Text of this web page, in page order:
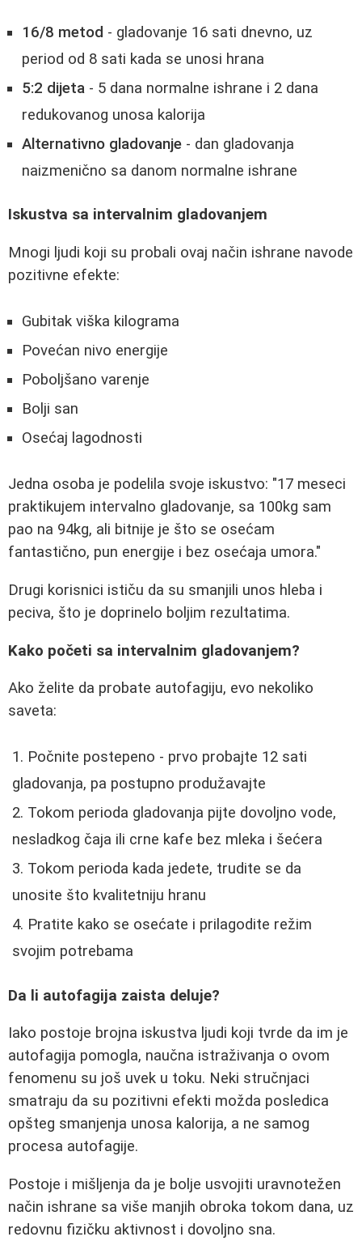
16/8 metod - gladovanje 16 sati dnevno, uz
period od 8 sati kada se unosi hrana
5:2 dijeta - 5 dana normalne ishrane i 2 dana
redukovanog unosa kalorija
Alternativno gladovanje - dan gladovanja
naizmenično sa danom normalne ishrane
Iskustva sa intervalnim gladovanjem
Mnogi ljudi koji su probali ovaj način ishrane navode
pozitivne efekte:
Gubitak viška kilograma
Povećan nivo energije
Poboljšano varenje
Bolji san
Osećaj lagodnosti
Jedna osoba je podelila svoje iskustvo: "17 meseci
praktikujem intervalno gladovanje, sa 100kg sam
pao na 94kg, ali bitnije je što se osećam
fantastično, pun energije i bez osećaja umora."
Drugi korisnici ističu da su smanjili unos hleba i
peciva, što je doprinelo boljim rezultatima.
Kako početi sa intervalnim gladovanjem?
Ako želite da probate autofagiju, evo nekoliko
saveta:
Počnite postepeno - prvo probajte 12 sati
gladovanja, pa postupno produžavajte
Tokom perioda gladovanja pijte dovoljno vode,
nesladkog čaja ili crne kafe bez mleka i šećera
Tokom perioda kada jedete, trudite se da
unosite što kvalitetniju hranu
Pratite kako se osećate i prilagodite režim
svojim potrebama
Da li autofagija zaista deluje?
Iako postoje brojna iskustva ljudi koji tvrde da im je
autofagija pomogla, naučna istraživanja o ovom
fenomenu su još uvek u toku. Neki stručnjaci
smatraju da su pozitivni efekti možda posledica
opšteg smanjenja unosa kalorija, a ne samog
procesa autofagije.
Postoje i mišljenja da je bolje usvojiti uravnotežen
način ishrane sa više manjih obroka tokom dana, uz
redovnu fizičku aktivnost i dovoljno sna.